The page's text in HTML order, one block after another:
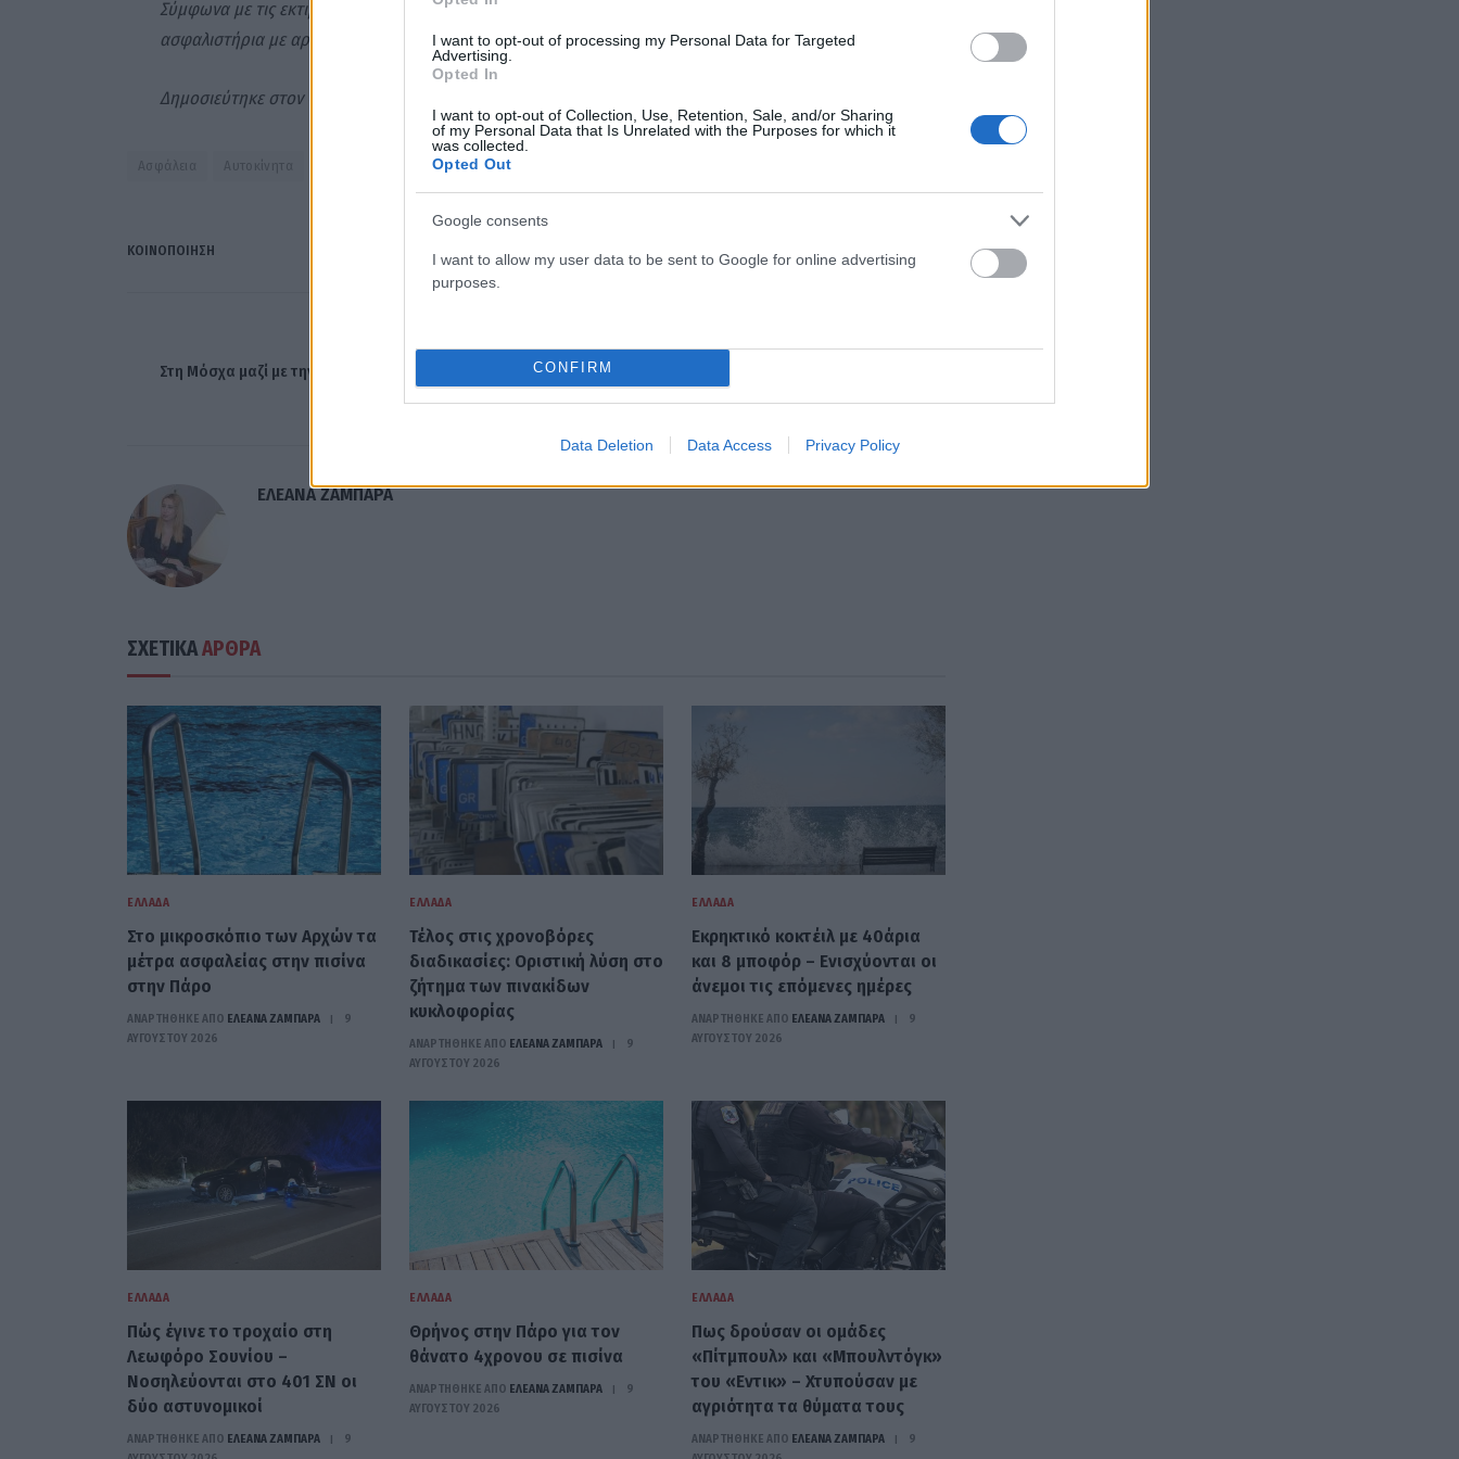
I want to opt-out of processing my Personal Data for Targeted
Advertising.
Opted In
I want to opt-out of Collection, Use, Retention, Sale, and/or Sharing
of my Personal Data that Is Unrelated with the Purposes for which it
was collected.
Opted Out
Google consents
I want to allow my user data to be sent to Google for online advertising
purposes.
CONFIRM
Data Deletion Data Access Privacy Policy
Σύμφωνα με τις εκτιμήσεις φοροτεχνικών η ασφάλιση για φυσικές καταστροφές θα επιβαρύνει τα
ασφαλιστήρια με αρκετά ευρώ επιπλέον το έτος.
Δημοσιεύτηκε στον Οδηγό του Πολίτη».
Ασφάλεια Αυτοκίνητα φυσικά φαινόμενα
ΚΟΙΝΟΠΟΊΗΣΗ
Facebook Twitter Pinterest LinkedIn Tumblr Email
Στη Μόσχα μαζί με την οικογένεια του ο Μπασάρ
Φλωρίδης για νέο δικαστικό χάρτη: Τα
ΕΛΕΑΝΑ ΖΑΜΠΑΡΑ
ΣΧΕΤΙΚΑΑΡΘΡΑ
ΕΛΛΆΔΑ
Στο μικροσκόπιο των Αρχών τα
μέτρα ασφαλείας στην πισίνα
στην Πάρο
ΑΝΑΡΤΗΘΗΚΕ ΑΠΟ ΕΛΕΑΝΑ ΖΑΜΠΑΡΑ
9
ΑΥΓΟΎΣΤΟΥ 2026
ΕΛΛΆΔΑ
Τέλος στις χρονοβόρες
διαδικασίες: Οριστική λύση στο
ζήτημα των πινακίδων
κυκλοφορίας
ΑΝΑΡΤΗΘΗΚΕ ΑΠΟ ΕΛΕΑΝΑ ΖΑΜΠΑΡΑ
9
ΑΥΓΟΎΣΤΟΥ 2026
ΕΛΛΆΔΑ
Εκρηκτικό κοκτέιλ με 40άρια
και 8 μποφόρ – Ενισχύονται οι
άνεμοι τις επόμενες ημέρες
ΑΝΑΡΤΗΘΗΚΕ ΑΠΟ ΕΛΕΑΝΑ ΖΑΜΠΑΡΑ
9
ΑΥΓΟΎΣΤΟΥ 2026
ΕΛΛΆΔΑ
Πώς έγινε το τροχαίο στη
Λεωφόρο Σουνίου –
Νοσηλεύονται στο 401 ΣΝ οι
δύο αστυνομικοί
ΑΝΑΡΤΗΘΗΚΕ ΑΠΟ ΕΛΕΑΝΑ ΖΑΜΠΑΡΑ
9
ΕΛΛΆΔΑ
Θρήνος στην Πάρο για τον
θάνατο 4χρονου σε πισίνα
ΑΝΑΡΤΗΘΗΚΕ ΑΠΟ ΕΛΕΑΝΑ ΖΑΜΠΑΡΑ
9
ΑΥΓΟΎΣΤΟΥ 2026
ΕΛΛΆΔΑ
Πως δρούσαν οι ομάδες
«Πίτμπουλ» και «Μπουλντόγκ»
του «Εντικ» – Χτυπούσαν με
αγριότητα τα θύματα τους
ΑΝΑΡΤΗΘΗΚΕ ΑΠΟ ΕΛΕΑΝΑ ΖΑΜΠΑΡΑ
9